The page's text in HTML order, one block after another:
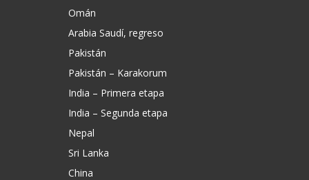
Omán
Arabia Saudí, regreso
Pakistán
Pakistán – Karakorum
India – Primera etapa
India – Segunda etapa
Nepal
Sri Lanka
China